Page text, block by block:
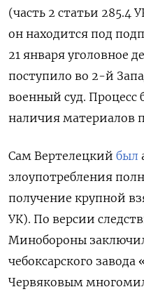
(часть 2 статьи 285.4
он находится под
21 января уголовное
поступило во 2-й
военный суд.
наличия материалов
Сам Вертелецкий был
злоупотребления
получение крупной
УК). По версии
Минобороны
чебоксарского
Червяковым